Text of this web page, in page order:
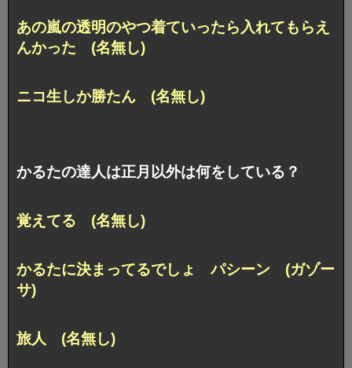
あの嵐の透明のやつ着ていったら入れてもらえ
んかった (名無し)
ニコ生しか勝たん (名無し)
かるたの達人は正月以外は何をしている？
覚えてる (名無し)
かるたに決まってるでしょ パシーン (ガゾー
サ)
旅人 (名無し)